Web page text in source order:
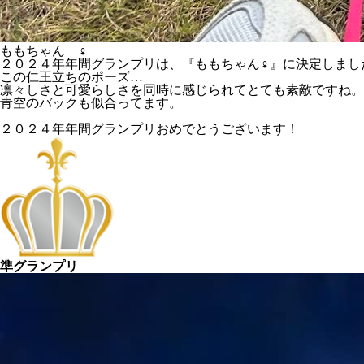
ももちゃん ♀
２０２４年年間グランプリは、『ももちゃん♀』に決定しまし
この仁王立ちのポーズ…
凛々しさと可愛らしさを同時に感じられてとても素敵ですね。
青空のバックも似合ってます。
２０２４年年間グランプリおめでとうございます！
準グランプリ